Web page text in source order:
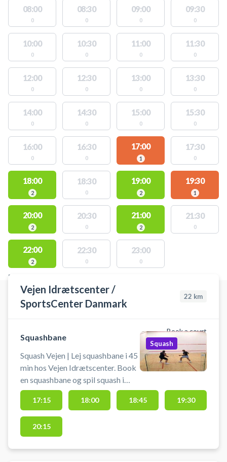
08:00
0
08:30
0
09:00
0
09:30
0
10:00
0
10:30
0
11:00
0
11:30
0
12:00
0
12:30
0
13:00
0
13:30
0
14:00
0
14:30
0
15:00
0
15:30
0
16:00
0
16:30
0
17:00
1
17:30
0
18:00
2
18:30
0
19:00
2
19:30
1
20:00
2
20:30
0
21:00
2
21:30
0
22:00
2
22:30
0
23:00
0
FACILITIES WITH AVAILABLE ACTIVITIES
Vejen Idrætscenter /
SportsCenter Danmark
22 km
Book a court
Squashbane
Squash Vejen | Lej squashbane i 45
min hos Vejen Idrætscenter. Book
en squashbane og spil squash i
Vejen på en af banerne hos
SportsCenter Danmark. Gratis
parkering findes ved Vejen
Idrætscenter, når du booker en
#squash-i-vejen #book-
Squash
17:15 18:00 18:45 19:30
20:15